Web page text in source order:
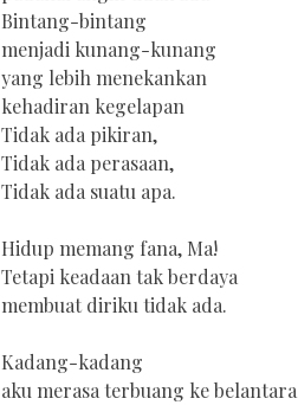
Bintang-bintang
menjadi kunang-kunang
yang lebih menekankan
kehadiran kegelapan
Tidak ada pikiran,
Tidak ada perasaan,
Tidak ada suatu apa.
Hidup memang fana, Ma!
Tetapi keadaan tak berdaya
membuat diriku tidak ada.
Kadang-kadang
aku merasa terbuang ke belantara